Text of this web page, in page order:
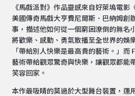
《馬戲派對》作品靈感來自好萊塢電影
美國傳奇馬戲大亨費尼爾斯．巴納姆創
事，描述他如何從一個窮困潦倒的無名
將歡樂、感動、勇氣散播至全世界的娛
「帶給別人快樂是最高貴的藝術。」而
藝術帶給觀眾驚奇與快樂，讓觀眾都能
笑容回家。
本作最吸睛的莫過於大型舞台裝置，運